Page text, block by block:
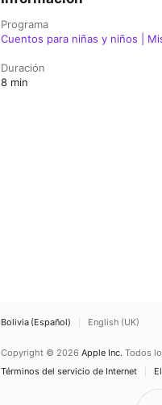
Programa
Cuentos para niñas y niños |
Duración
8 min
Bolivia (Español) English (UK)
Copyright © 2026 Apple Inc. Todos
Términos del servicio de Internet